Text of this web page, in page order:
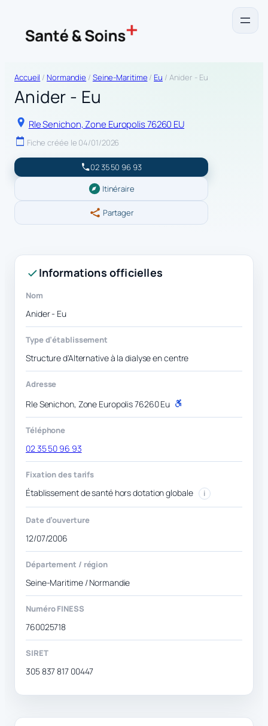
Accueil /Normandie / Seine-Maritime / Eu / Anider - Eu
Anider - Eu
Rle Senichon, Zone Europolis 76260 EU
Fiche créée le 04/01/2026
02 35 50 96 93
Itinéraire
Partager
Informations officielles
Nom
Anider - Eu
Type d’établissement
Structure d'Alternative à la dialyse en centre
Adresse
Rle Senichon, Zone Europolis 76260 Eu
P
M
Téléphone
02 35 50 96 93
Fixation des tarifs
Établissement de santé hors dotation globale i
Date d’ouverture
12/07/2006
Département / région
Seine-Maritime / Normandie
Numéro FINESS
760025718
SIRET
305 837 817 00447